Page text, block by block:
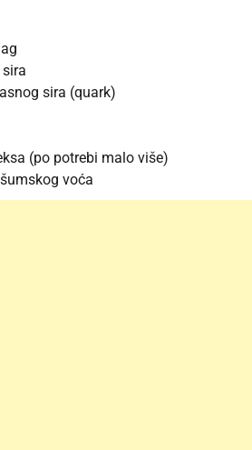
sira (quark)
(po potrebi malo više)
voća